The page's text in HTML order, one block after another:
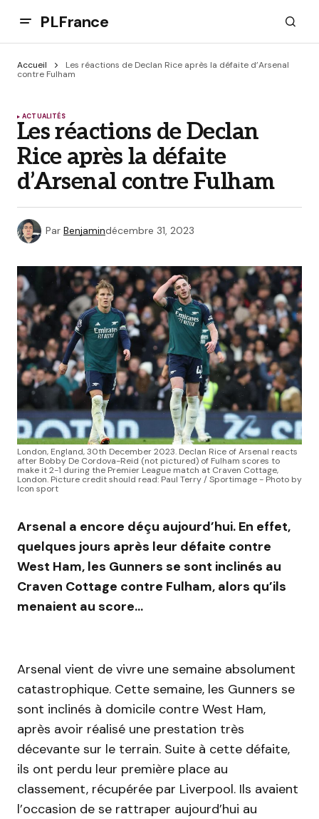
PLFrance
Accueil
Les réactions de Declan Rice après la défaite d’Arsenal
contre Fulham
ACTUALITÉS
Les réactions de Declan
Rice après la défaite
d’Arsenal contre Fulham
Par Benjamindécembre 31, 2023
London, England, 30th December 2023. Declan Rice of Arsenal reacts
after Bobby De Cordova-Reid (not pictured) of Fulham scores to
make it 2-1 during the Premier League match at Craven Cottage,
London. Picture credit should read: Paul Terry / Sportimage - Photo by
Icon sport
Arsenal a encore déçu aujourd’hui. En effet,
quelques jours après leur défaite contre
West Ham, les Gunners se sont inclinés au
Craven Cottage contre Fulham, alors qu’ils
menaient au score…
Arsenal vient de vivre une semaine absolument
catastrophique. Cette semaine, les Gunners se
sont inclinés à domicile contre West Ham,
après avoir réalisé une prestation très
décevante sur le terrain. Suite à cette défaite,
ils ont perdu leur première place au
classement, récupérée par Liverpool. Ils avaient
l’occasion de se rattraper aujourd’hui au